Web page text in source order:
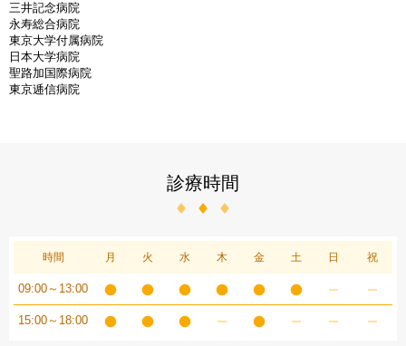
三井記念病院
永寿総合病院
東京大学付属病院
日本大学病院
聖路加国際病院
東京逓信病院
診療時間
時間 月 火 水 木 金 土 日 祝
09:00～13:00
15:00～18:00